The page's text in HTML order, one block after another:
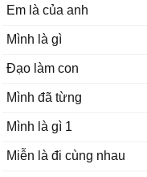
Em là của anh
Mình là gì
Đạo làm con
Mình đã từng
Mình là gì 1
Miễn là đi cùng nhau